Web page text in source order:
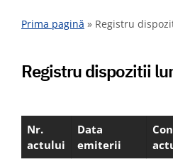
Prima pagină » Registru
Registru dispozitii
Nr.
actului
Data
emiterii